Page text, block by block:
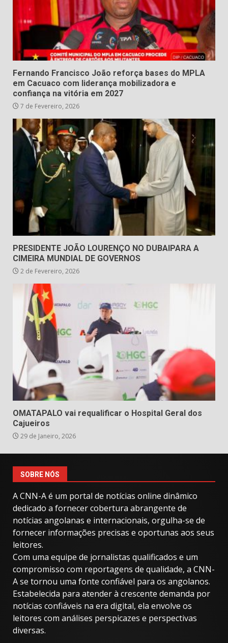
Fernando Francisco João reforça bases do MPLA
em Cacuaco com liderança mobilizadora e
confiança na vitória em 2027
7 de Fevereiro, 2026
PRESIDENTE JOÃO LOURENÇO NO DUBAIPARA A
CIMEIRA MUNDIAL DE GOVERNOS
2 de Fevereiro, 2026
OMATAPALO vai requalificar o Hospital Geral dos
Cajueiros
29 de Janeiro, 2026
SOBRE NÓS
A CNN-A é um portal de notícias online dinâmico
dedicado a fornecer cobertura abrangente de
notícias angolanas e internacionais, orgulha-se de
fornecer informações precisas e oportunas aos seus
leitores.
Com uma equipe de jornalistas qualificados e um
compromisso com reportagens de qualidade, a CNN-
A se tornou uma fonte confiável para os angolanos.
Estabelecida para atender à crescente demanda por
notícias confiáveis ​​na era digital, ela envolve os
leitores com análises perspicazes e perspectivas
diversas.